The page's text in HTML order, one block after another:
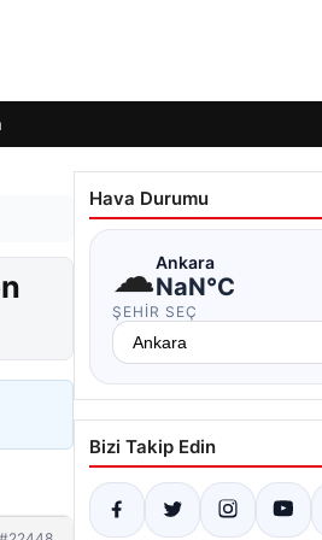
Hava Durumu
☁Ankara
NaN°C
ŞEHIR SEÇ
Bizi Takip Edin